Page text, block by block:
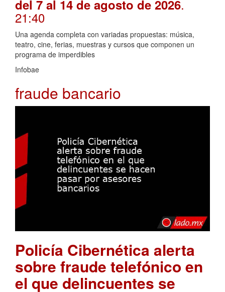
del 7 al 14 de agosto de 2026.
21:40
Una agenda completa con variadas propuestas: música,
teatro, cine, ferias, muestras y cursos que componen un
programa de imperdibles
Infobae
fraude bancario
Policía Cibernética alerta
sobre fraude telefónico en
el que delincuentes se